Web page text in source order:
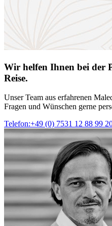
Wir helfen Ihnen bei der
Reise.
Unser Team aus erfahrenen
Fragen und Wünschen gerne
Telefon:+49 (0) 7531 12 88 99